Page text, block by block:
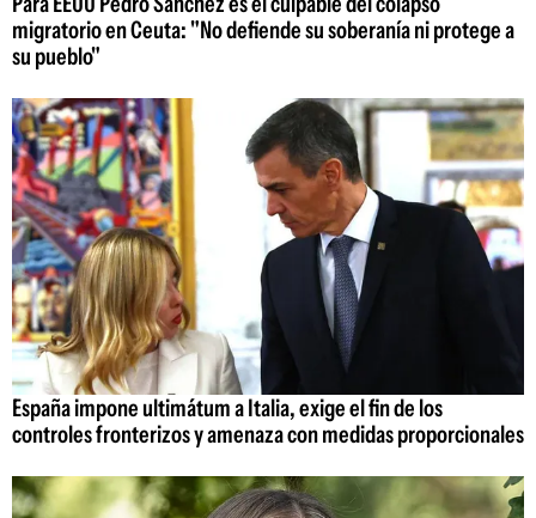
migratorio en Ceuta: "No defiende su soberanía ni protege a
su pueblo"
España impone ultimátum a Italia, exige el fin de los
controles fronterizos y amenaza con medidas proporcionales